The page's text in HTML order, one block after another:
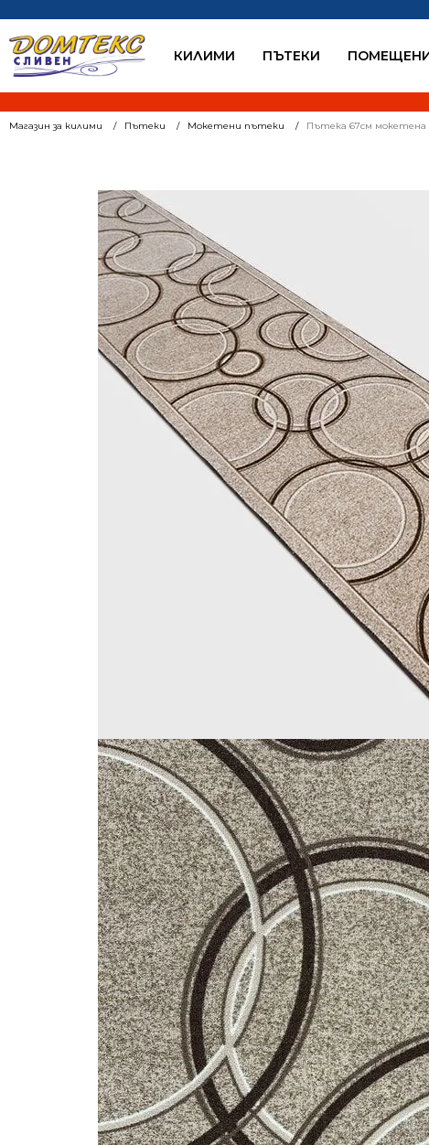
КИЛИМИ ПЪТЕКИ
Магазин за килими Пътеки Мокетени пътеки Пътека 67см мокетена